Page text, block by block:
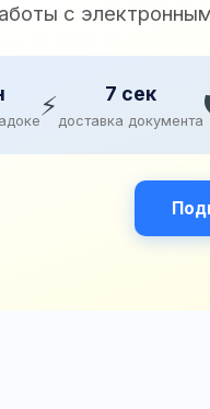
с
⚡ 7 сек
доставка документа